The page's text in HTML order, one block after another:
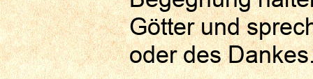
Götter und
oder des